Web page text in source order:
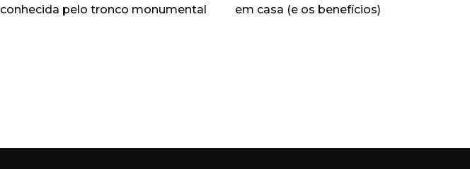
conhecida pelo tronco monumental
em casa (e os benefícios)